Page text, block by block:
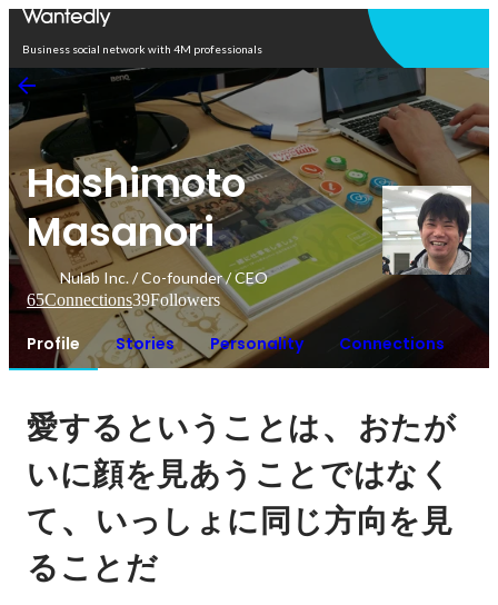
Business social network with 4M professionals
Hashimoto
Masanori
Nulab Inc. / Co-founder / CEO
65Connections39Followers
Profile Stories Personality Connections
愛するということは、
おたが
いに顔を見あうことではなく
て、 いっしょに同じ方向を見
ることだ